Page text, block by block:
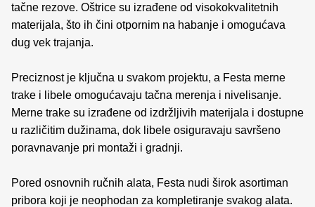
tačne rezove. Oštrice su izrađene od visokokvalitetnih
materijala, što ih čini otpornim na habanje i omogućava
dug vek trajanja.
Preciznost je ključna u svakom projektu, a Festa merne
trake i libele omogućavaju tačna merenja i nivelisanje.
Merne trake su izrađene od izdržljivih materijala i dostupne
u različitim dužinama, dok libele osiguravaju savršeno
poravnavanje pri montaži i gradnji.
Pored osnovnih ručnih alata, Festa nudi širok asortiman
pribora koji je neophodan za kompletiranje svakog alata.